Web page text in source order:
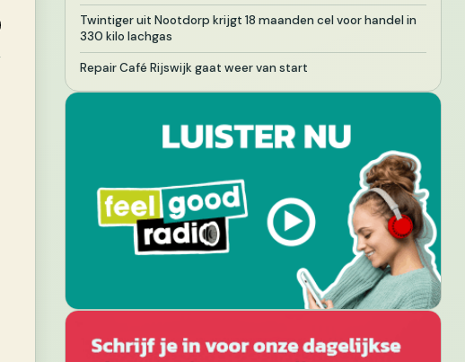
Twintiger uit Nootdorp krijgt 18 maanden cel voor handel in
330 kilo lachgas
Repair Café Rijswijk gaat weer van start